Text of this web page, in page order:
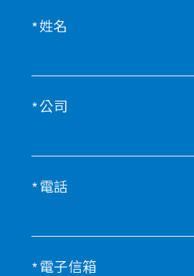
姓名
公司
電話
電子信箱